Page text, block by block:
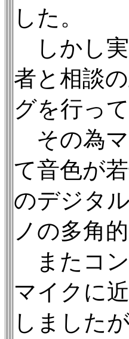
した。
しかし実
者と相談
グを行っ
その為マ
て音色が
のデジタ
ノの多角
またコン
マイクに
しました